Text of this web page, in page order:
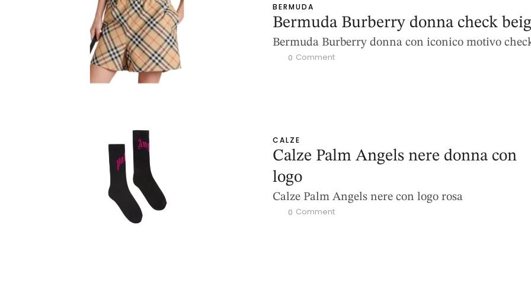
BERMUDA
Bermuda Burberry donna check
Bermuda Burberry donna con iconico motivo
0 Comment
CALZE
Calze Palm Angels nere donna con
logo
Calze Palm Angels nere con logo rosa
0 Comment